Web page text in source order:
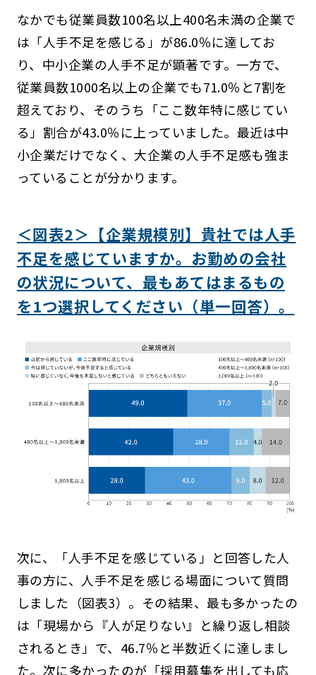
なかでも従業員数100名以上400名未満の企業で
は「人手不足を感じる」が86.0％に達してお
り、中小企業の人手不足が顕著です。一方で、
従業員数1000名以上の企業でも71.0％と7割を
超えており、そのうち「ここ数年特に感じてい
る」割合が43.0％に上っていました。最近は中
小企業だけでなく、大企業の人手不足感も強ま
っていることが分かります。
＜図表2＞【企業規模別】貴社では人手
不足を感じていますか。お勤めの会社
の状況について、最もあてはまるもの
を1つ選択してください（単一回答）。
次に、「人手不足を感じている」と回答した人
事の方に、人手不足を感じる場面について質問
しました（図表3）。その結果、最も多かったの
は「現場から『人が足りない』と繰り返し相談
されるとき」で、46.7％と半数近くに達しまし
た。次に多かったのが「採用募集を出しても応